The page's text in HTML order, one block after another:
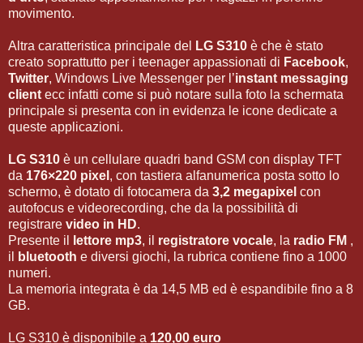
movimento.
Altra caratteristica principale del LG S310 è che è stato
creato soprattutto per i teenager appassionati di Facebook,
Twitter, Windows Live Messenger per l’instant messaging
client ecc infatti come si può notare sulla foto la schermata
principale si presenta con in evidenza le icone dedicate a
queste applicazioni.
LG S310 è un cellulare quadri band GSM con display TFT
da 176×220 pixel , con tastiera alfanumerica posta sotto lo
schermo, è dotato di fotocamera da 3,2 megapixel con
autofocus e videorecording, che da la possibilità di
registrare video in HD.
Presente il
lettore mp3, il registratore vocale, la radio FM ,
il
bluetooth e diversi giochi, la rubrica contiene fino a 1000
numeri.
La memoria integrata è da 14,5 MB ed è espandibile fino a 8
GB.
LG S310 è disponibile a 120,00 euro